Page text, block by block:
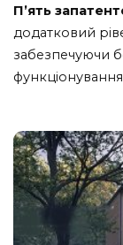
П’ять
додатковий
забезпечуючи